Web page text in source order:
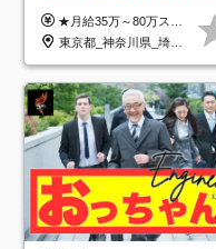
3h■最大3ヶ月の連休あり■
年休126日■20～30代活躍
中！
★月給35万～80万スタートも可 【未経験の方】 ■月給26万～80万＋賞与年2回（年2ヶ月分） 【何かしらのインフラエンジニア経験をお持ちの方】 ■月給35万～80万＋賞与年2回（年2ヶ月分） ※スキル・経験などを考慮し決定します ※試用期間6ヶ月あり。期間中は契約社員となります。その他の待遇に差異はありません（試用期間終了後、昇給の可能性あり） ※上記金額には固定残業代（月30時間分／4万9600円～15万2600円）を含みます。超過分は別途支給いたします。 ＼頑張りはインセンティブで還元！／ クライアントに貢献度を評価され、当社のエンジニアが追加で案件に参画することになるなど、会社にとって利益になる行動はしっかり評価します。 会社の成長に貢献できていることを実感でき、「もっと頑張ろう」と思える体制づくりを整えています！
東京都_神奈川県_埼玉県_千葉県_大阪府